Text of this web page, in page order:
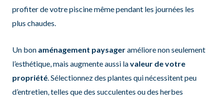
profiter de votre piscine même pendant les journées les
plus chaudes.
Un bon aménagement paysageraméliore non seulement
l’esthétique, mais augmente aussi lavaleur de votre
propriété. Sélectionnez des plantes qui nécessitent peu
d’entretien, telles que des succulentes ou des herbes